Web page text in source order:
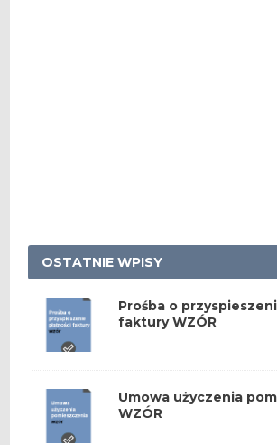
OSTATNIE WPISY
Prośba o
faktury WZÓR
Umowa użyczenia
WZÓR